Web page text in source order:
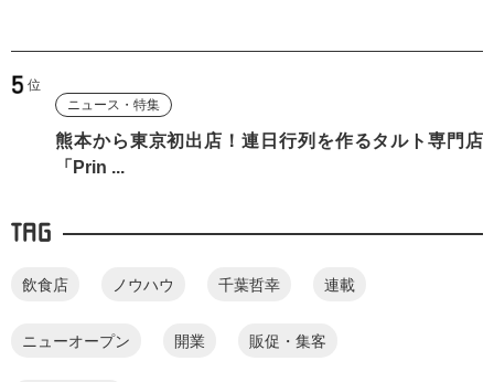
ニュース・特集
熊本から東京初出店！連日行列を作るタルト専門店
「Prin ...
TAG
飲食店 ノウハウ 千葉哲幸 連載
ニューオープン 開業 販促・集客